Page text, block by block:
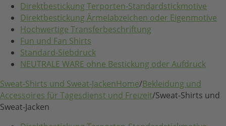
Direktbestickung Terporten-Standardstickmotive
Direktbestickung Ärmelabzeichen oder Eigenmotive
Hochwertige Transferbeschriftung
Fun und Fan Shirts
Standard-Siebdruck
NEUTRALE WARE ohne Bestickung oder Aufdruck
Sweat-Shirts und Sweat-JackenHome/Bekleidung und
Accessoires für Tagesdienst und Freizeit/Sweat-Shirts und
Sweat-Jacken